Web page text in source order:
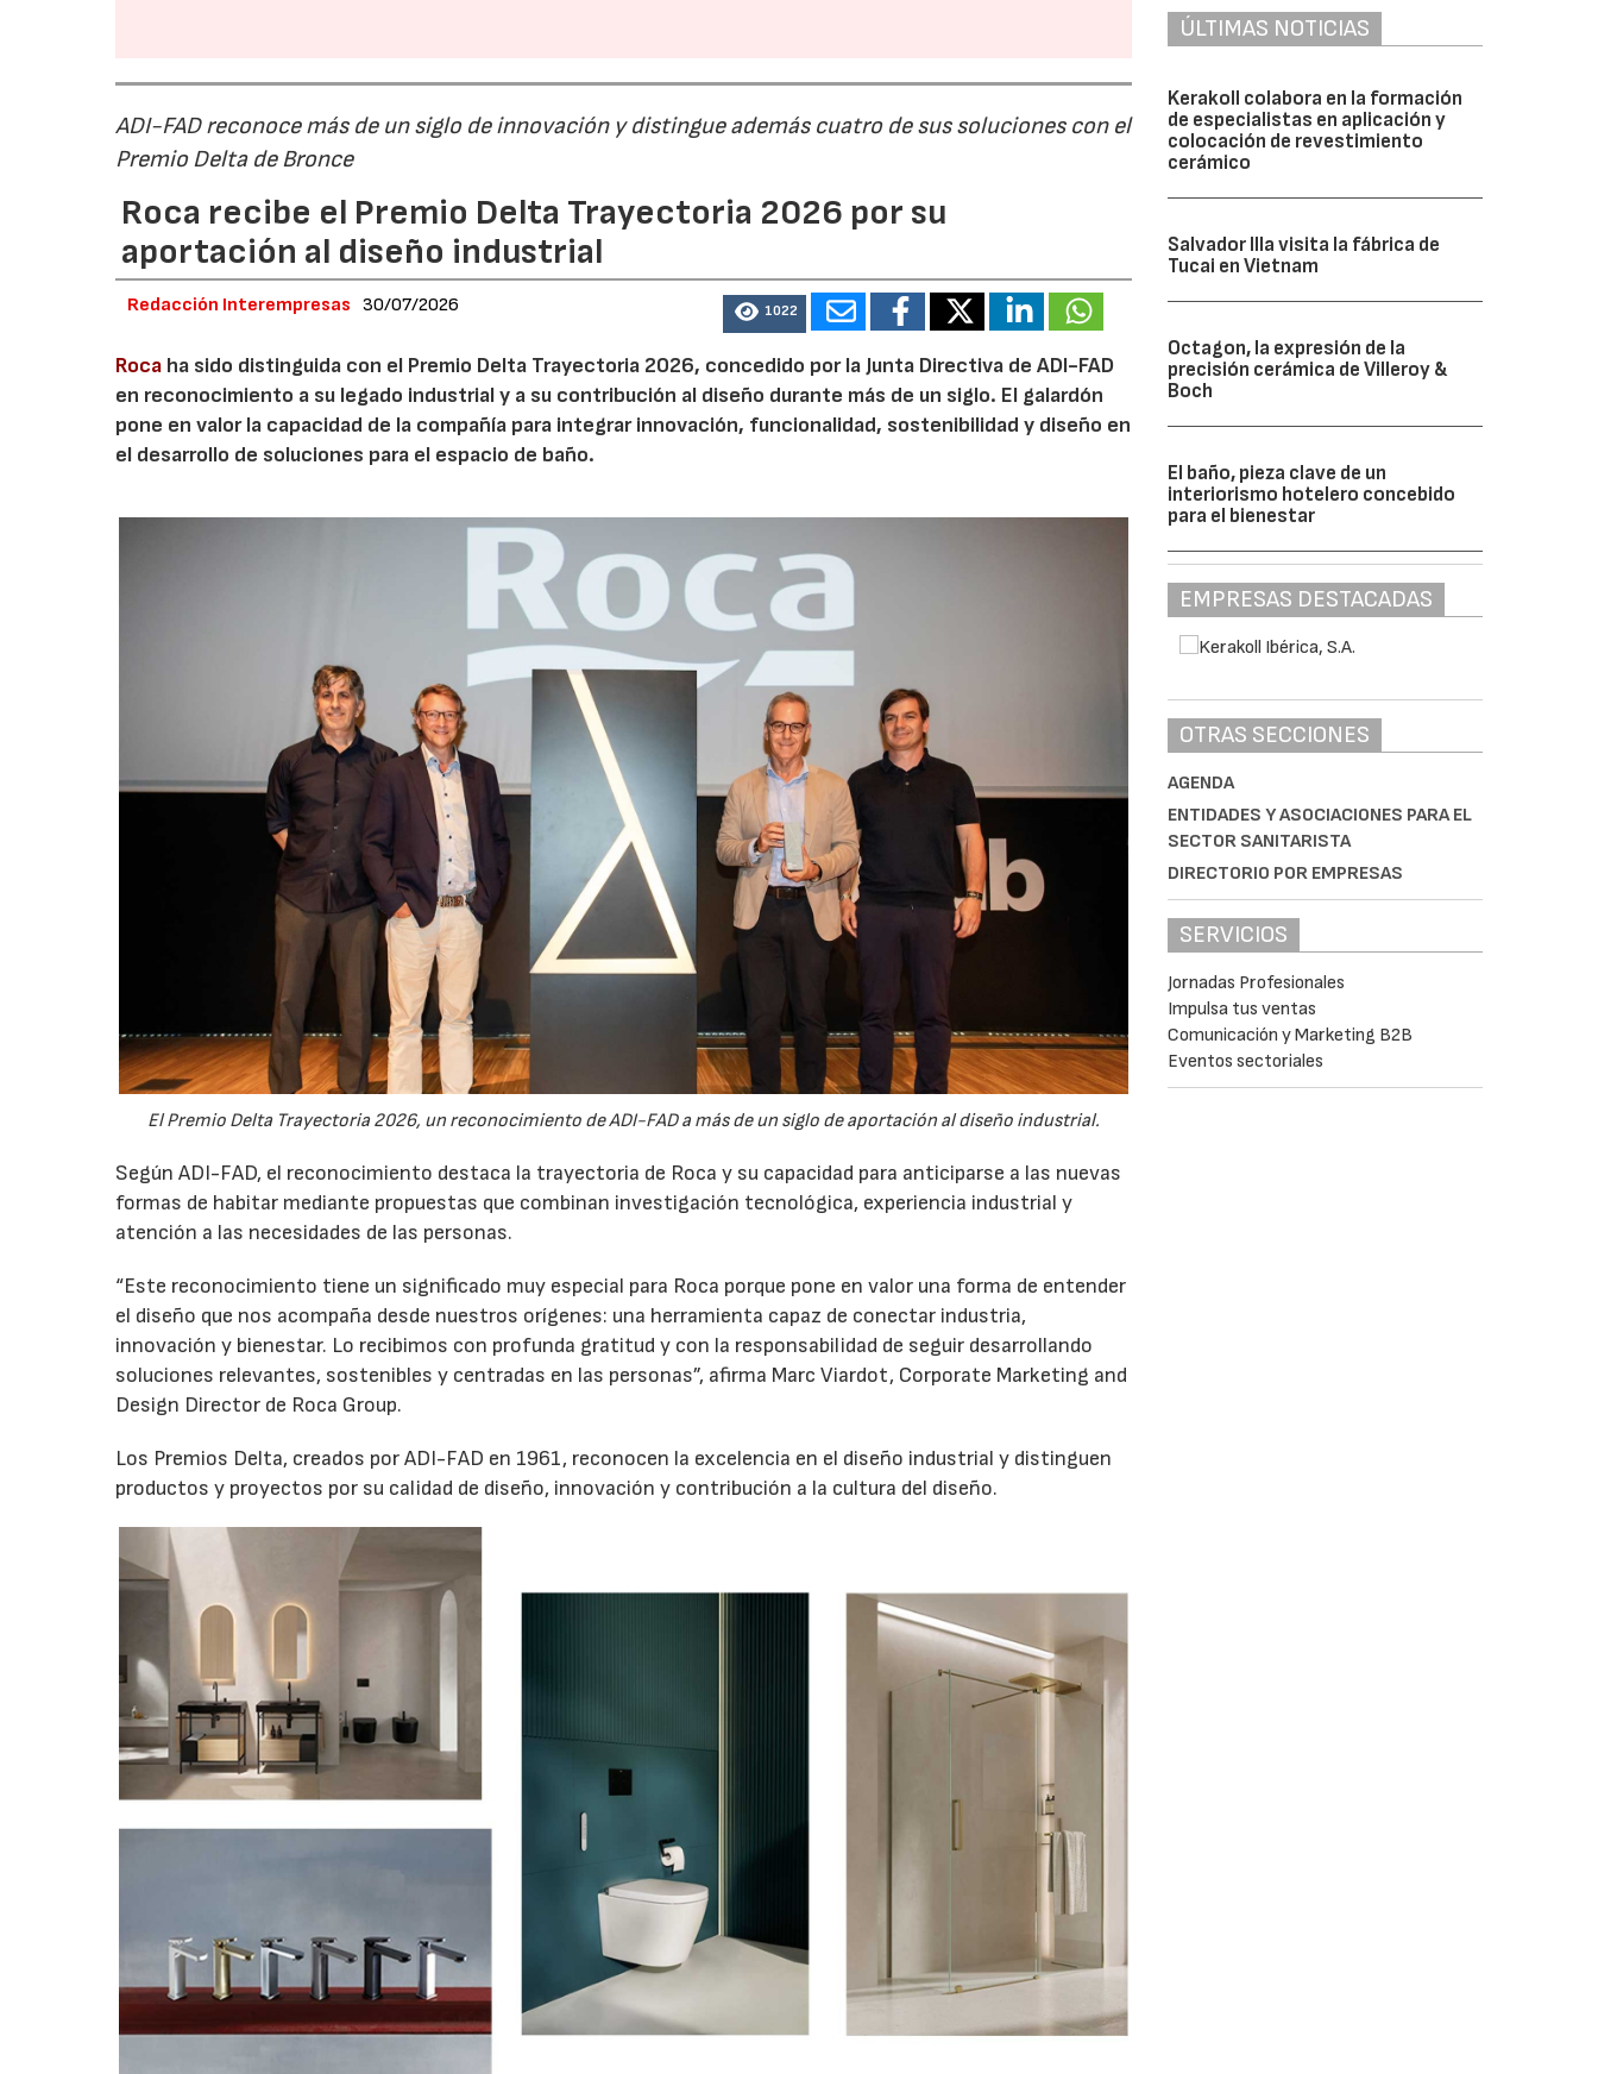
ADI-FAD reconoce más de un siglo de innovación y distingue además cuatro de sus soluciones con el
Premio Delta de Bronce
Roca recibe el Premio Delta Trayectoria 2026 por su
aportación al diseño industrial
Redacción Interempresas 30/07/2026 1022
Roca ha sido distinguida con el Premio Delta Trayectoria 2026, concedido por la Junta Directiva de ADI-FAD
en reconocimiento a su legado industrial y a su contribución al diseño durante más de un siglo. El galardón
pone en valor la capacidad de la compañía para integrar innovación, funcionalidad, sostenibilidad y diseño en
el desarrollo de soluciones para el espacio de baño.
El Premio Delta Trayectoria 2026, un reconocimiento de ADI-FAD a más de un siglo de aportación al diseño industrial.
Según ADI-FAD, el reconocimiento destaca la trayectoria de Roca y su capacidad para anticiparse a las nuevas
formas de habitar mediante propuestas que combinan investigación tecnológica, experiencia industrial y
atención a las necesidades de las personas.
“Este reconocimiento tiene un significado muy especial para Roca porque pone en valor una forma de entender
el diseño que nos acompaña desde nuestros orígenes: una herramienta capaz de conectar industria,
innovación y bienestar. Lo recibimos con profunda gratitud y con la responsabilidad de seguir desarrollando
soluciones relevantes, sostenibles y centradas en las personas”, afirma Marc Viardot, Corporate Marketing and
Design Director de Roca Group.
Los Premios Delta, creados por ADI-FAD en 1961, reconocen la excelencia en el diseño industrial y distinguen
productos y proyectos por su calidad de diseño, innovación y contribución a la cultura del diseño.
ÚLTIMAS NOTICIAS
Kerakoll colabora en la formación
de especialistas en aplicación y
colocación de revestimiento
cerámico
Salvador Illa visita la fábrica de
Tucai en Vietnam
Octagon, la expresión de la
precisión cerámica de Villeroy &
Boch
El baño, pieza clave de un
interiorismo hotelero concebido
para el bienestar
EMPRESAS DESTACADAS
OTRAS SECCIONES
AGENDA
ENTIDADES Y ASOCIACIONES PARA EL
SECTOR SANITARISTA
DIRECTORIO POR EMPRESAS
SERVICIOS
Jornadas Profesionales
Impulsa tus ventas
Comunicación y Marketing B2B
Eventos sectoriales